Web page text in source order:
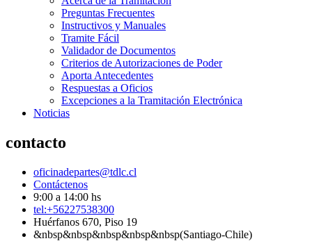
Preguntas Frecuentes
Instructivos y Manuales
Tramite Fácil
Validador de Documentos
Criterios de Autorizaciones de Poder
Aporta Antecedentes
Respuestas a Oficios
Excepciones a la Tramitación Electrónica
Noticias
contacto
oficinadepartes@tdlc.cl
Contáctenos
9:00 a 14:00 hs
tel:+56227538300
Huérfanos 670, Piso 19
&nbsp&nbsp&nbsp&nbsp&nbsp(Santiago-Chile)